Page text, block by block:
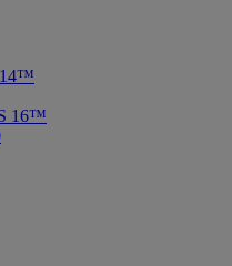
16™